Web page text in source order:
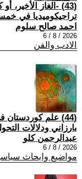
(43) -الغاز الأخير،
تراجيكوميديا في
احمد صالح سلوم
2026 / 8 / 6
الادب والفن
(44) علم
بارزاني ودلالات
عبدالرحمن كلو
2026 / 8 / 6
مواضيع وابحاث